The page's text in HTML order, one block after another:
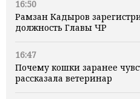
16:50
Рамзан Кадыров
должность Главы ЧР
16:47
Почему кошки заранее
рассказала ветеринар